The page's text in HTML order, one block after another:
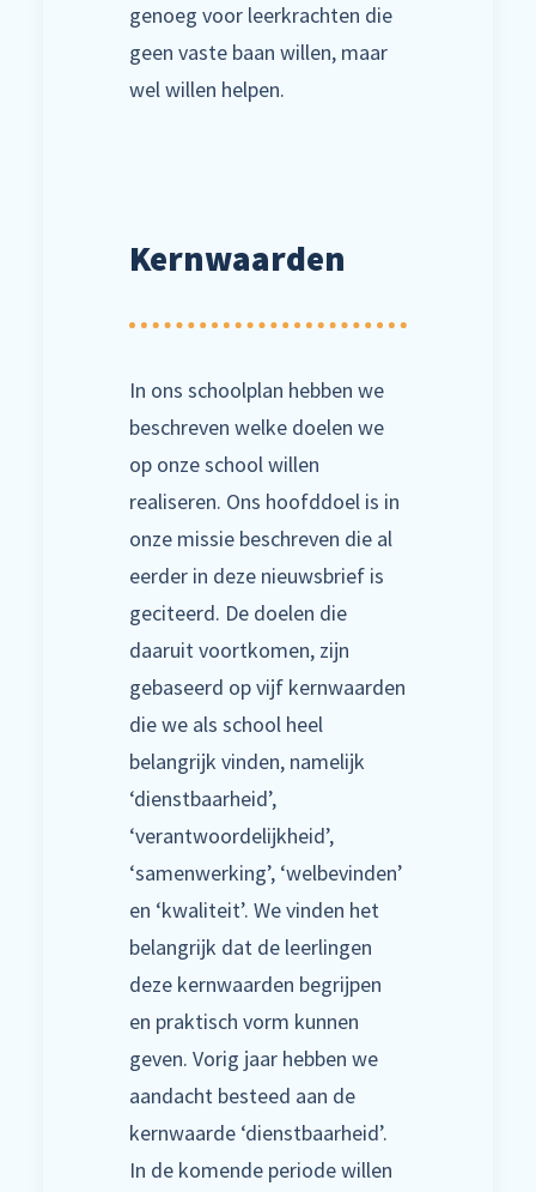
genoeg voor leerkrachten die
geen vaste baan willen, maar
wel willen helpen.
Kernwaarden
In ons schoolplan hebben we
beschreven welke doelen we
op onze school willen
realiseren. Ons hoofddoel is in
onze missie beschreven die al
eerder in deze nieuwsbrief is
geciteerd. De doelen die
daaruit voortkomen, zijn
gebaseerd op vijf kernwaarden
die we als school heel
belangrijk vinden, namelijk
‘dienstbaarheid’,
‘verantwoordelijkheid’,
‘samenwerking’, ‘welbevinden’
en ‘kwaliteit’. We vinden het
belangrijk dat de leerlingen
deze kernwaarden begrijpen
en praktisch vorm kunnen
geven. Vorig jaar hebben we
aandacht besteed aan de
kernwaarde ‘dienstbaarheid’.
In de komende periode willen